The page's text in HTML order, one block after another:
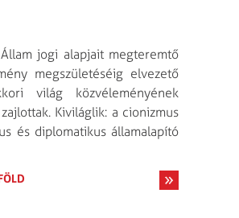
jogi alapjait megteremtő
megszületéséig elvezető
világ közvéleményének
Kiviláglik: a cionizmus
és diplomatikus államalapító